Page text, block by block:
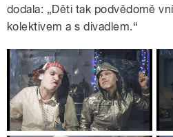
dodala: „Děti tak podvědomě
kolektivem a s divadlem.“